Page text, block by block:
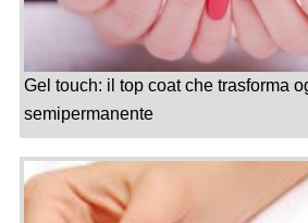
Gel touch: il top coat che trasforma
semipermanente